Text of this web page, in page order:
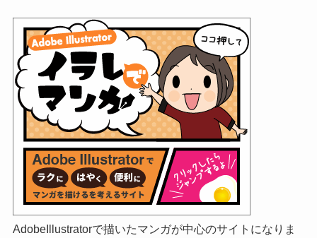
AdobeIllustratorで描いたマンガが中心のサイトになりま